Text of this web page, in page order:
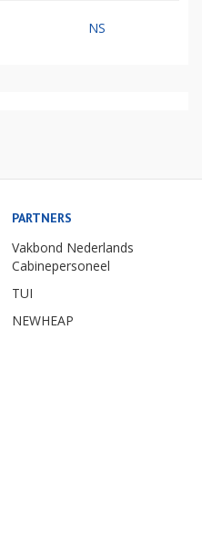
NS
PARTNERS
Vakbond Nederlands
Cabinepersoneel
TUI
NEWHEAP